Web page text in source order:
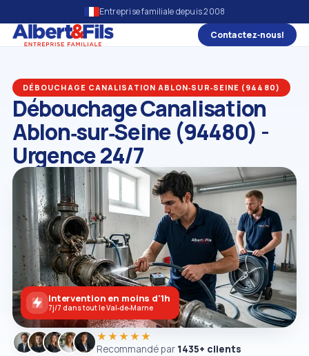
Entreprise familiale depuis 2008
Contactez‑nous!
DÉBOUCHAGE CANALISATION ABLON‑SUR‑SEINE (94480)
Débouchage Canalisation
Ablon‑sur‑Seine (94480) -
Urgence 24/7
★★★★★
Recommandé par 1435+ clients
Intervention en moins d'1h
7j/7 dans tout le Val‑de‑Marne